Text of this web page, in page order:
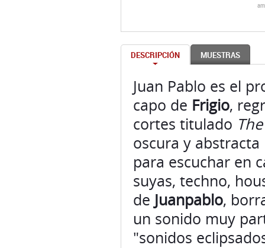
DESCRIPCIÓN MUESTRAS
Juan Pablo es el
capo de Frigio,
cortes titulado
oscura y
para escuchar en
suyas, techno,
de Juanpablo,
un sonido muy
"sonidos